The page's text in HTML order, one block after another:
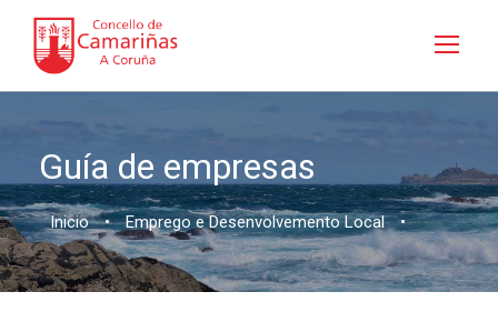
Guía de empresas
Inicio • Emprego e Desenvolvemento Local •